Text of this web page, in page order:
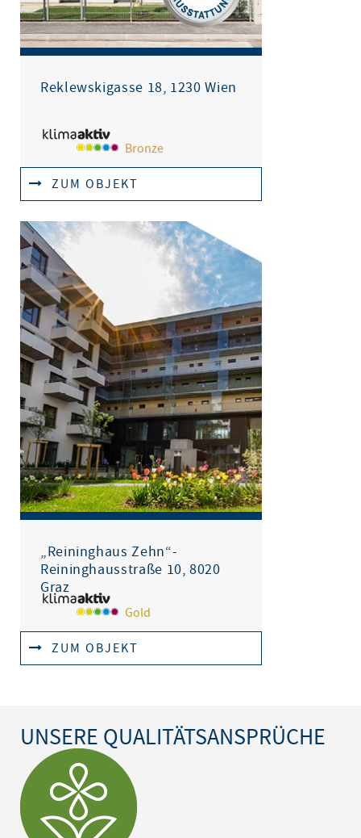
Reklewskigasse 18, 1230 Wien
Bronze
ZUM OBJEKT
„Reininghaus Zehn“-
Reininghausstraße 10, 8020
Graz
Gold
ZUM OBJEKT
UNSERE QUALITÄTSANSPRÜCHE